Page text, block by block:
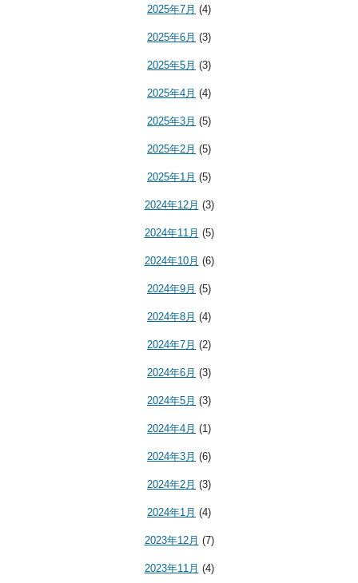
2025年7月 (4)
2025年6月 (3)
2025年5月 (3)
2025年4月 (4)
2025年3月 (5)
2025年2月 (5)
2025年1月 (5)
2024年12月 (3)
2024年11月 (5)
2024年10月 (6)
2024年9月 (5)
2024年8月 (4)
2024年7月 (2)
2024年6月 (3)
2024年5月 (3)
2024年4月 (1)
2024年3月 (6)
2024年2月 (3)
2024年1月 (4)
2023年12月 (7)
2023年11月 (4)